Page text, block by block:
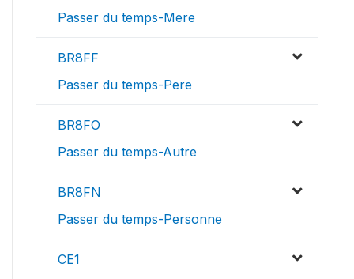
Passer du temps-Mere
BR8FF
Passer du temps-Pere
BR8FO
Passer du temps-Autre
BR8FN
Passer du temps-Personne
CE1